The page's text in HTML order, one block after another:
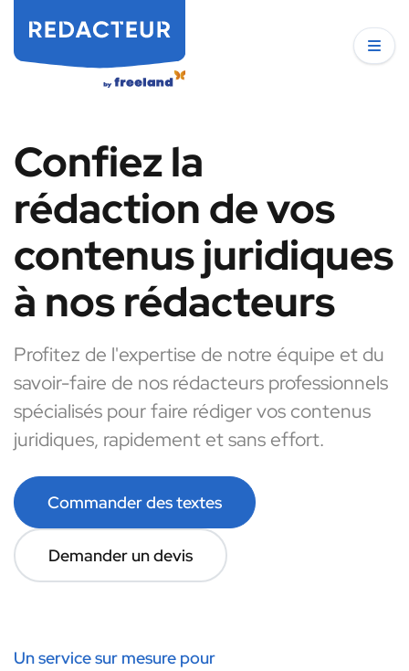
Confiez la
rédaction de vos
contenus juridiques
à nos rédacteurs
Profitez de l'expertise de notre équipe et du
savoir-faire de nos rédacteurs professionnels
spécialisés pour faire rédiger vos contenus
juridiques, rapidement et sans effort.
Commander des textes
Demander un devis
Un service sur mesure pour